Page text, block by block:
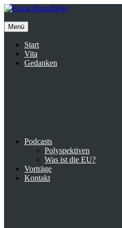
Inhalte
Menü
Start
Vita
Gedanken
Podcasts
Polyspektiven
Was ist die EU?
Vorträge
Kontakt